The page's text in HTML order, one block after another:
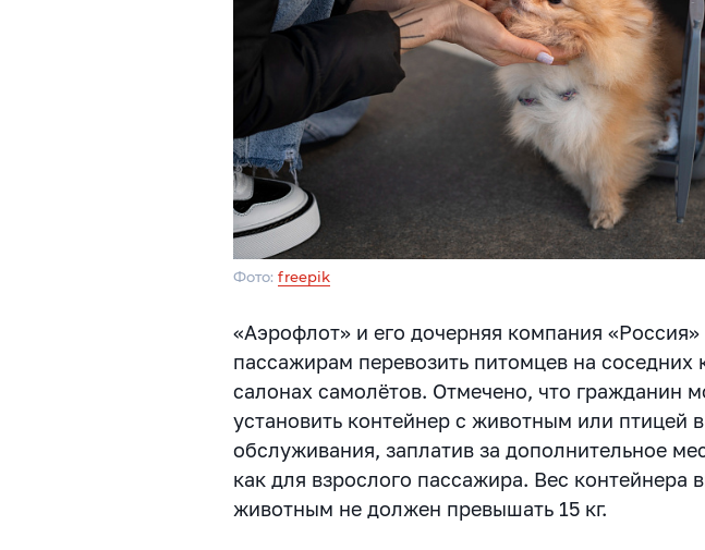
Фото:freepik
«Аэрофлот» и его дочерняя компания
пассажирам перевозить питомцев на соседних
салонах самолётов. Отмечено, что гражданин
установить контейнер с животным или птицей
обслуживания, заплатив за дополнительное
как для взрослого пассажира. Вес контейнера
животным не должен превышать 15 кг.